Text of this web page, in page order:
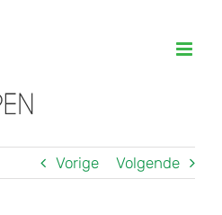
Vorige Volgende